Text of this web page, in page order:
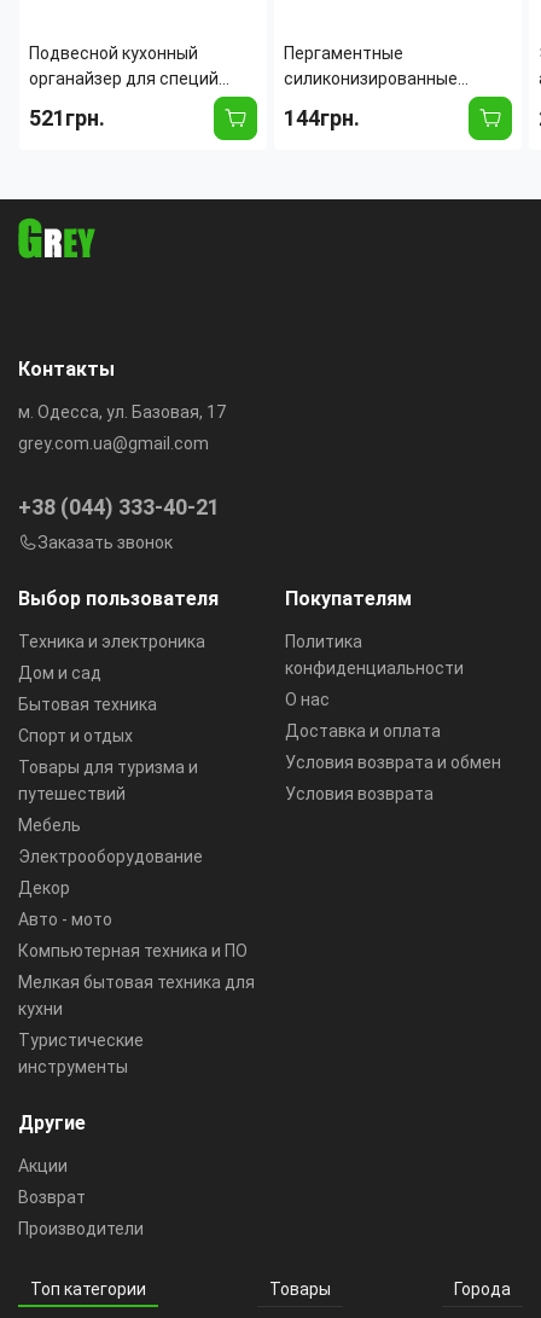
Подвесной кухонный
органайзер для специй
26X-79 на 5 контейнеров,
настенная алюминиевая
521грн.
Пергаментные
силиконизированные
аэрогриля, мультипечи и
выпечки и жарки
144грн.
Выбор пользователя
Техника и электроника
Дом и сад
Бытовая техника
Спорт и отдых
Товары для туризма и
путешествий
Мебель
Электрооборудование
Декор
Авто - мото
Компьютерная техника и ПО
Мелкая бытовая техника для
кухни
Туристические
инструменты
Покупателям
Политика
конфиденциальности
О нас
Доставка и оплата
Условия возврата и обмен
Условия возврата
Другие
Акции
Возврат
Производители
Контакты
м. Одесса, ул. Базовая, 17
grey.com.ua@gmail.com
+38 (044) 333-40-21
Заказать звонок
Топ категории Товары Города